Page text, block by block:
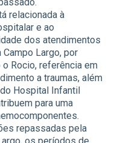
relacionada à
e ao
dos atendimentos
Largo, por
Rocio, referência em
a traumas, além
Hospital Infantil
para uma
repassadas pela
os períodos de